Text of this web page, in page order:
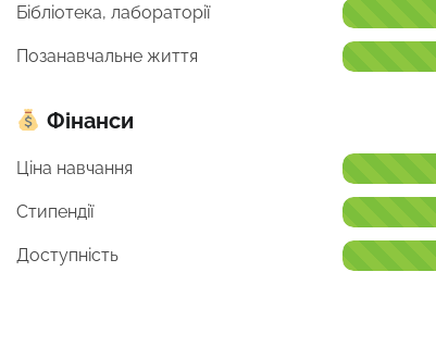
Бібліотека, лабораторії
Позанавчальне життя
Фінанси
Ціна навчання
Стипендії
Доступність